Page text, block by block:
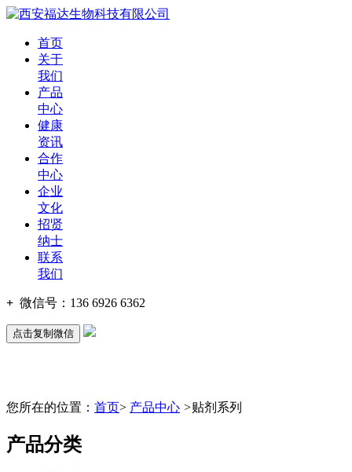
首页
关于
我们
产品
中心
健康
资讯
合作
中心
企业
文化
招贤
纳士
联系
我们
+ 微信号： 136 6926 6362
点击复制微信
您所在的位置： 首页> 产品中心 >贴剂系列
产品分类